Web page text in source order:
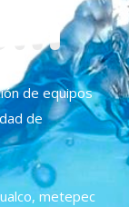
de equipos
de
metepec